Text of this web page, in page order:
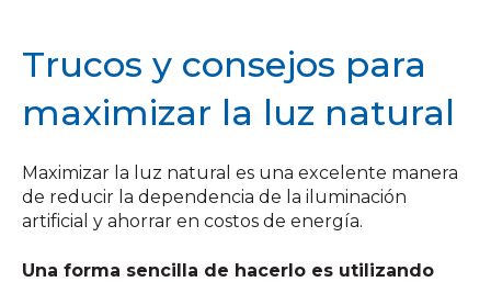
Trucos y consejos para
maximizar la luz natural
Maximizar la luz natural es una excelente manera
de reducir la dependencia de la iluminación
artificial y ahorrar en costos de energía.
Una forma sencilla de hacerlo es utilizando